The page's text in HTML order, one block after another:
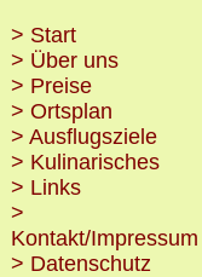
> Start
> Über uns
> Preise
> Ortsplan
> Ausflugsziele
> Kulinarisches
> Links
>
Kontakt/Impressum
> Datenschutz